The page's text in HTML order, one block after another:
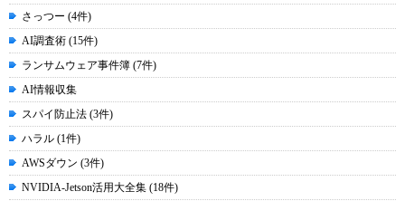
さっつー (4件)
AI調査術 (15件)
ランサムウェア事件簿 (7件)
AI情報収集
スパイ防止法 (3件)
ハラル (1件)
AWSダウン (3件)
NVIDIA-Jetson活用大全集 (18件)